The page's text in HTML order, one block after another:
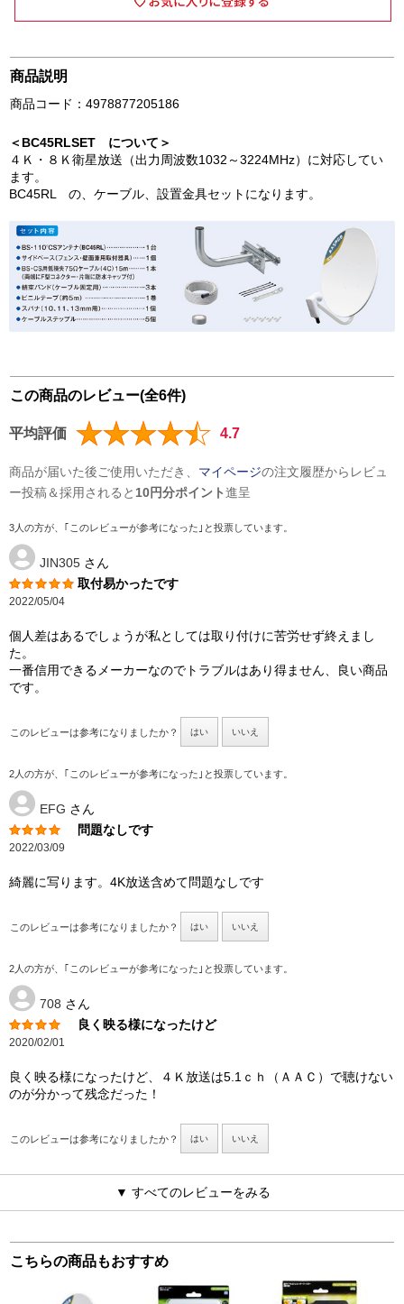
商品説明
商品コード：4978877205186
＜BC45RLSET について＞
４Ｋ・８Ｋ衛星放送（出力周波数1032～3224MHz）に対応してい
ます。
BC45RL の、ケーブル、設置金具セットになります。
この商品のレビュー(全6件)
平均評価 4.7
商品が届いた後ご使用いただき、 マイページの注文履歴からレビュ
ー投稿＆採用されると 10円分ポイント進呈
3人の方が、｢このレビューが参考になった｣と投票しています。
JIN305 さん
取付易かったです
2022/05/04
個人差はあるでしょうが私としては取り付けに苦労せず終えまし
た。
一番信用できるメーカーなのでトラブルはあり得ません、良い商品
です。
このレビューは参考になりましたか？ はい いいえ
2人の方が、｢このレビューが参考になった｣と投票しています。
EFG さん
問題なしです
2022/03/09
綺麗に写ります。4K放送含めて問題なしです
このレビューは参考になりましたか？ はい いいえ
2人の方が、｢このレビューが参考になった｣と投票しています。
708 さん
良く映る様になったけど
2020/02/01
良く映る様になったけど、４Ｋ放送は5.1ｃｈ（ＡＡＣ）で聴けない
のが分かって残念だった！
このレビューは参考になりましたか？ はい いいえ
▼ すべてのレビューをみる
こちらの商品もおすすめ